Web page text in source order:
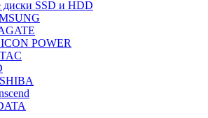
SSD и HDD
POWER